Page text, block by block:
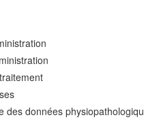
des données